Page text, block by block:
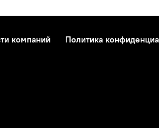
компаний Политика